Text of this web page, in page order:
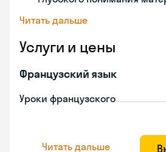
Читать дальше
Услуги и цены
Французский язык
Уроки французского
Читать дальше